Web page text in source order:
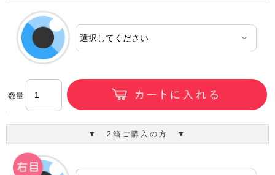
数量
▼ 2箱ご購入の方 ▼